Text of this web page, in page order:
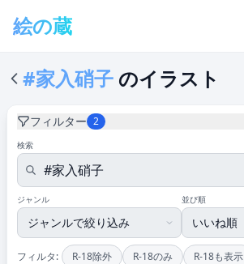
絵の蔵
#家入硝子 のイラスト
フィルター 2
検索
ジャンル 並び順
フィルタ: R-18除外 R-18のみ R-18も表示